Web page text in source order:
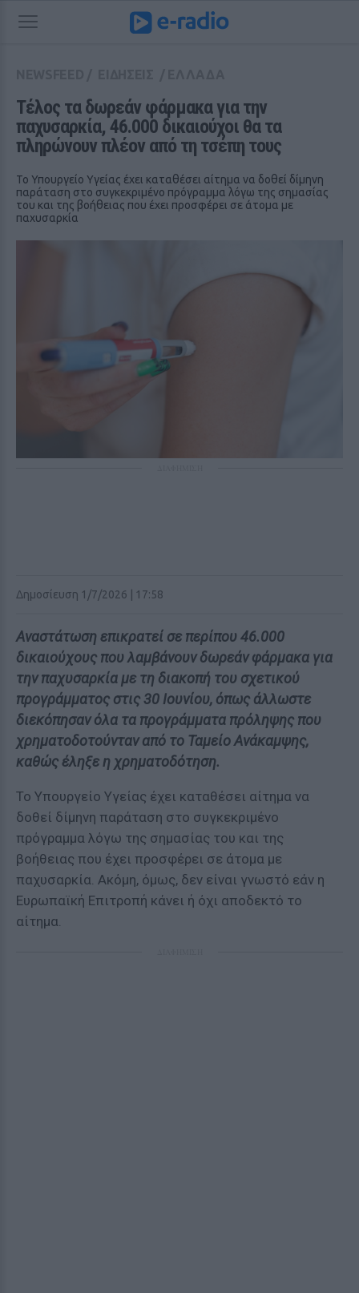
Τέλος τα δωρεάν φάρμακα για την
παχυσαρκία, 46.000 δικαιούχοι θα τα
πληρώνουν πλέον από τη τσέπη τους
Το Υπουργείο Υγείας έχει καταθέσει αίτημα να δοθεί δίμηνη
παράταση στο συγκεκριμένο πρόγραμμα λόγω της σημασίας
του και της βοήθειας που έχει προσφέρει σε άτομα με
παχυσαρκία
Δημοσίευση 1/7/2026 | 17:58
Αναστάτωση επικρατεί σε περίπου 46.000
δικαιούχους που λαμβάνουν δωρεάν φάρμακα για
την παχυσαρκία με τη διακοπή του σχετικού
προγράμματος στις 30 Ιουνίου, όπως άλλωστε
διεκόπησαν όλα τα προγράμματα πρόληψης που
χρηματοδοτούνταν από το Ταμείο Ανάκαμψης,
καθώς έληξε η χρηματοδότηση.
Το Υπουργείο Υγείας έχει καταθέσει αίτημα να
δοθεί δίμηνη παράταση στο συγκεκριμένο
πρόγραμμα λόγω της σημασίας του και της
βοήθειας που έχει προσφέρει σε άτομα με
παχυσαρκία. Ακόμη, όμως, δεν είναι γνωστό εάν η
Ευρωπαϊκή Επιτροπή κάνει ή όχι αποδεκτό το
αίτημα.